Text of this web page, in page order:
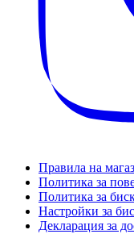
Правила на
Политика за
Политика за
Настройки за
Декларация за